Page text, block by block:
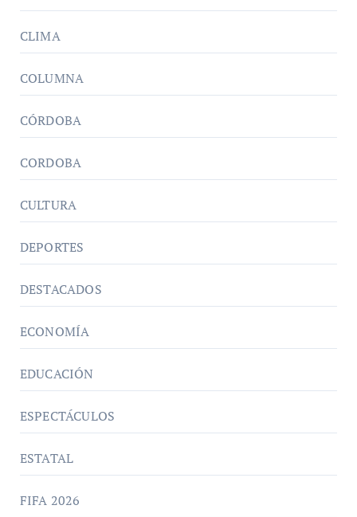
CLIMA
COLUMNA
CÓRDOBA
CORDOBA
CULTURA
DEPORTES
DESTACADOS
ECONOMÍA
EDUCACIÓN
ESPECTÁCULOS
ESTATAL
FIFA 2026